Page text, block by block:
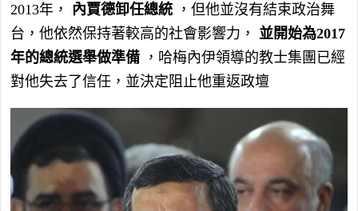
2013年， 內賈德卸任總統 ，但他並沒有結束政治舞
台，他依然保持著較高的社會影響力， 並開始為2017
年的總統選舉做準備 ，哈梅內伊領導的教士集團已經
對他失去了信任，並決定阻止他重返政壇